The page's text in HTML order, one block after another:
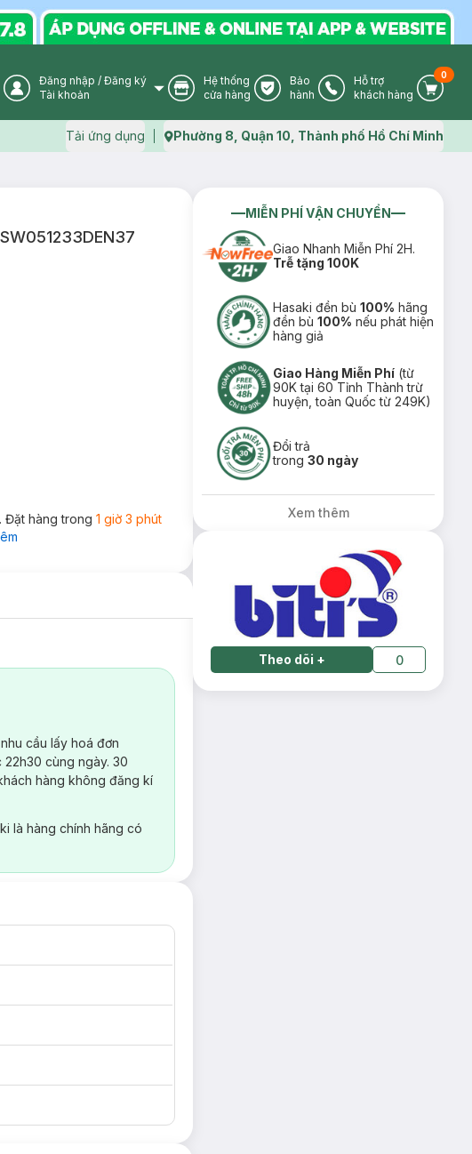
icon User Icon
Đăng nhập / Đăng ký
Tài khoản
Store Icon
Hệ thống
cửa hàng
Warranty Icon
Bảo
hành
Phone Icon
Hỗ trợ
khách hàng
Cart
0
Tải ứng dụng Map icon
Phường 8, Quận 10, Thành phố Hồ Chí Minh
Đặt hàng trong 1 giờ 3 phút
cầu lấy hoá đơn
cùng ngày. 30
hàng không đăng kí
là hàng chính hãng có
MIỄN PHÍ VẬN CHUYỂN
Giao Nhanh Miễn Phí 2H.
Trễ tặng 100K
Hasaki đền bù100% hãng
đền bù100% nếu phát hiện
hàng giả
Giao Hàng Miễn Phí (từ
90K tại 60 Tỉnh Thành trừ
huyện, toàn Quốc từ 249K)
Đổi trả
trong30 ngày
Xem thêm
Theo dõi + 0